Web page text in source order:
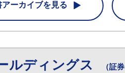
アーカイブを見る
ルディングス （証